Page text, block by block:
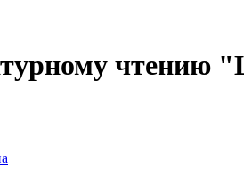
чтению